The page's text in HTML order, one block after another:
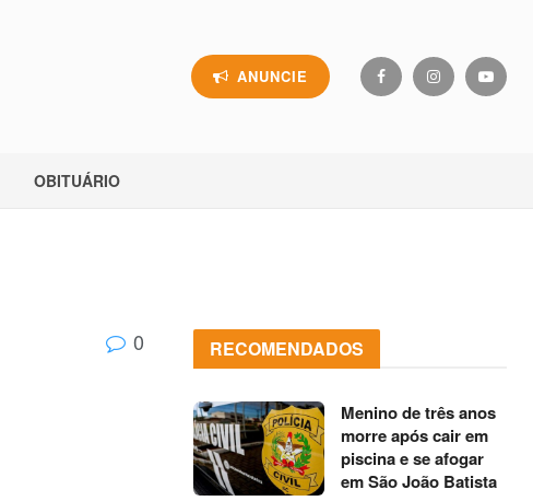
ANUNCIE
OBITUÁRIO
0 RECOMENDADOS
Menino de três anos
morre após cair em
piscina e se afogar
em São João Batista